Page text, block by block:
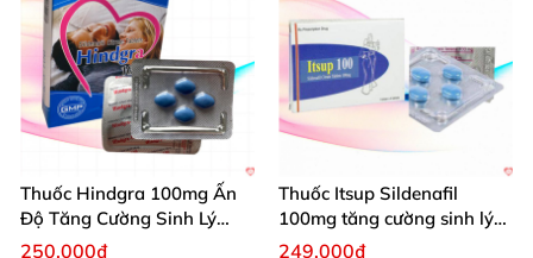
Thuốc Hindgra 100mg Ấn
Độ Tăng Cường Sinh Lý
Nam Hiệu Quả
250.000₫
Thuốc Itsup Sildenafil
100mg tăng cường sinh lý
kéo dài thời gian cho nam
249.000₫